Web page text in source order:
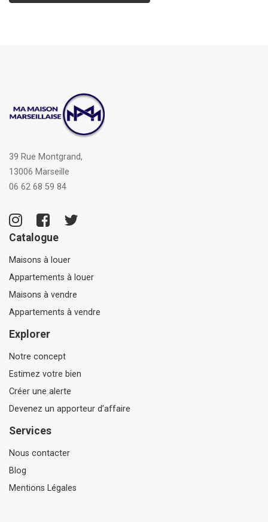
39 Rue Montgrand,
13006 Marseille
06 62 68 59 84
Catalogue
Maisons à louer
Appartements à louer
Maisons à vendre
Appartements à vendre
Explorer
Notre concept
Estimez votre bien
Créer une alerte
Devenez un apporteur d’affaire
Services
Nous contacter
Blog
Mentions Légales